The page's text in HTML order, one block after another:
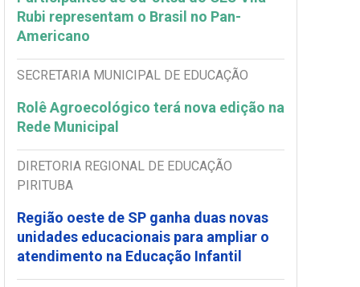
Rubi representam o Brasil no Pan-
Americano
SECRETARIA MUNICIPAL DE EDUCAÇÃO
Rolê Agroecológico terá nova edição na
Rede Municipal
DIRETORIA REGIONAL DE EDUCAÇÃO
PIRITUBA
Região oeste de SP ganha duas novas
unidades educacionais para ampliar o
atendimento na Educação Infantil